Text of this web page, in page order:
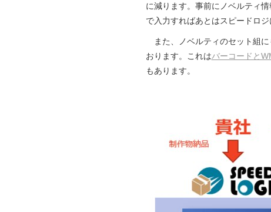
に減ります。事前にノベルティ
で入力すればあとはスピードロジ
また、ノベルティのセット組に
おります。これはバーコードと
もあります。